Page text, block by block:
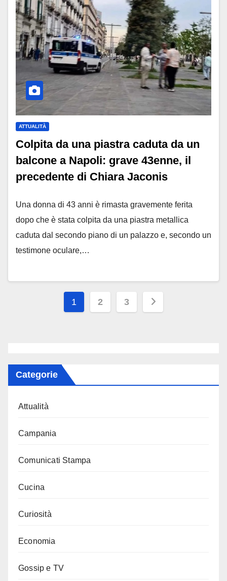
ATTUALITÀ
Colpita da una piastra caduta da un
balcone a Napoli: grave 43enne, il
precedente di Chiara Jaconis
Una donna di 43 anni è rimasta gravemente ferita
dopo che è stata colpita da una piastra metallica
caduta dal secondo piano di un palazzo e, secondo un
testimone oculare,…
Paginazione
1 2 3
Categorie
Attualità
Campania
Comunicati Stampa
Cucina
Curiosità
Economia
Gossip e TV